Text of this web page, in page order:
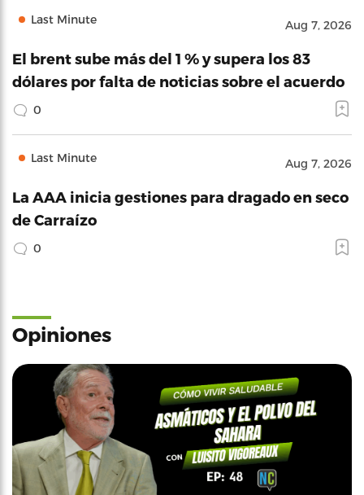
Last Minute Aug 7, 2026
El brent sube más del 1 % y supera los 83
dólares por falta de noticias sobre el acuerdo
0
Last Minute Aug 7, 2026
La AAA inicia gestiones para dragado en seco
de Carraízo
0
Opiniones